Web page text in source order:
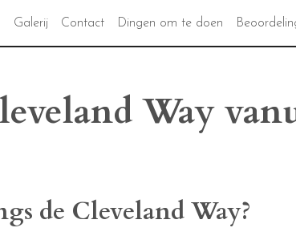
Galerij Contact Dingen om te doen
Way
de Cleveland Way?